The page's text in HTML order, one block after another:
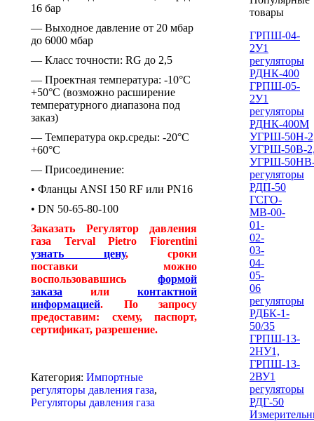
16 бар
— Выходное давление от 20 мбар
до 6000 мбар
— Класс точности: RG до 2,5
— Проектная температура: -10°C
+50°C (возможно расширение
температурного диапазона под
заказ)
— Температура окр.среды: -20°C
+60°C
— Присоединение:
• Фланцы ANSI 150 RF или PN16
• DN 50-65-80-100
Заказать Регулятор давления
газа Terval Pietro Fiorentini
узнать цену, сроки
поставки можно
воспользовавшись формой
заказа или контактной
информацией. По запросу
предоставим: схему, паспорт,
сертификат, разрешение.
Категория: Импортные
регуляторы давления газа,
Регуляторы давления газа
товары
ГРПШ-04-
2У1
регуляторы
РДНК-400
ГРПШ-05-
2У1
регуляторы
РДНК-400М
УГРШ-50Н-
УГРШ-50В-
УГРШ-
регуляторы
РДП-50
ГСГО-
МВ-00-
01-
02-
03-
04-
05-
06
регуляторы
РДБК-1-
50/35
ГРПШ-13-
2НУ1,
ГРПШ-13-
2ВУ1
регуляторы
РДГ-50